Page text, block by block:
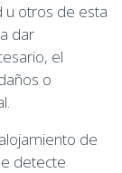
u otros de esta
dar
el
o
de
detecte